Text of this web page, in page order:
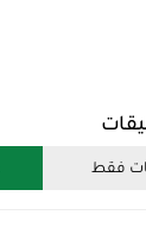
فقط